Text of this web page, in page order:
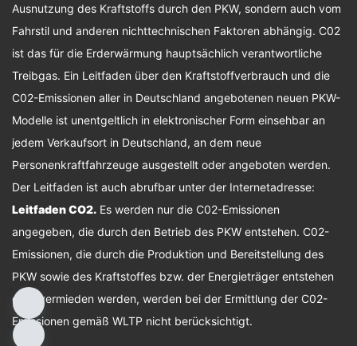
Ausnutzung des Kraftstoffs durch den PKW, sondern auch vom
Fahrstil und anderen nichttechnischen Faktoren abhängig. C02
ist das für die Erderwärmung hauptsächlich verantwortliche
Treibgas. Ein Leitfaden über den Kraftstoffverbrauch und die
C02-Emissionen aller in Deutschland angebotenen neuen PKW-
Modelle ist unentgeltlich in elektronischer Form einsehbar an
jedem Verkaufsort in Deutschland, an dem neue
Personenkraftfahrzeuge ausgestellt oder angeboten werden.
Der Leitfaden ist auch abrufbar unter der Internetadresse:
Leitfaden CO2. Es werden nur die C02-Emissionen
angegeben, die durch den Betrieb des PKW entstehen. C02-
Emissionen, die durch die Produktion und Bereitstellung des
PKW sowie des Kraftstoffes bzw. der Energieträger entstehen
oder vermieden werden, werden bei der Ermittlung der C02-
Emissionen gemäß WLTP nicht berücksichtigt.